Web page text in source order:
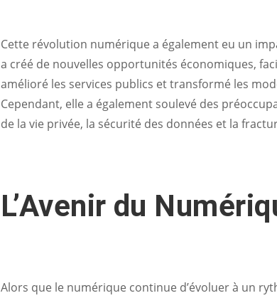
Cette révolution numérique a également eu un
a créé de nouvelles opportunités économiques,
amélioré les services publics et transformé les
Cependant, elle a également soulevé des
de la vie privée, la sécurité des données et la
L’Avenir du
Alors que le numérique continue d’évoluer à un